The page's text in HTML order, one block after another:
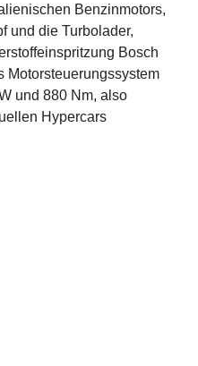
Benzinmotors,
und die Turbolader,
Bosch
Motorsteuerungssystem
und 880 Nm, also
Hypercars